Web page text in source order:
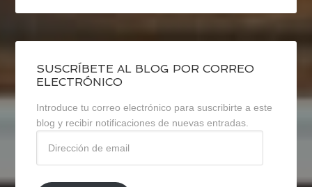
SUSCRÍBETE AL BLOG POR CORREO
ELECTRÓNICO
Introduce tu correo electrónico para suscribirte a este
blog y recibir notificaciones de nuevas entradas.
email